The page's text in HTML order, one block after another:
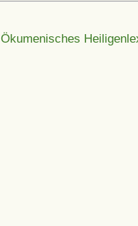
Ökumenisches